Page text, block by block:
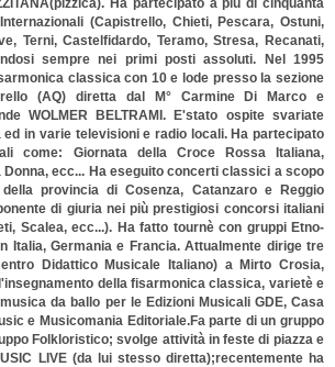
Ha partecipato a più di cinquanta
(Capistrello, Chieti, Pescara, Ostuni,
Terni, Castelfidardo, Teramo, Stresa, Recanati,
sempre nei primi posti assoluti. Nel 1995
classica con 10 e lode presso la sezione
(AQ) diretta dal M° Carmine Di Marco e
WOLMER BELTRAMI. E'stato ospite svariate
ed in varie televisioni e radio locali. Ha partecipato
come: Giornata della Croce Rossa Italiana,
Donna, ecc... Ha eseguito concerti classici a scopo
provincia di Cosenza, Catanzaro e Reggio
di giuria nei più prestigiosi concorsi italiani
Scalea, ecc...). Ha fatto tournè con gruppi Etno-
Italia, Germania e Francia. Attualmente dirige tre
Didattico Musicale Italiano) a Mirto Crosia,
della fisarmonica classica, varietè e
da ballo per le Edizioni Musicali GDE, Casa
e Musicomania Editoriale.Fa parte di un gruppo
Folkloristico; svolge attività in feste di piazza e
LIVE (da lui stesso diretta);recentemente ha